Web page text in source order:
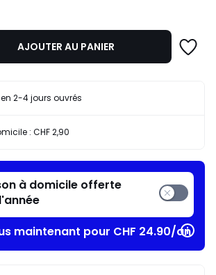
AJOUTER AU PANIER
en 2-4 jours ouvrés
: CHF 2,90
à domicile offerte
maintenant pour CHF 24.90/an